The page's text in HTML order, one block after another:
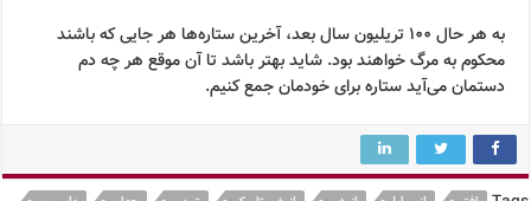
به هر حال ۱۰۰ تریلیون سال بعد، آخرین ستاره‌ها هر جایی که باشند
محکوم به مرگ خواهند بود. شاید بهتر باشد تا آن موقع هر چه دم
دستمان می‌آید ستاره برای خودمان جمع کنیم.